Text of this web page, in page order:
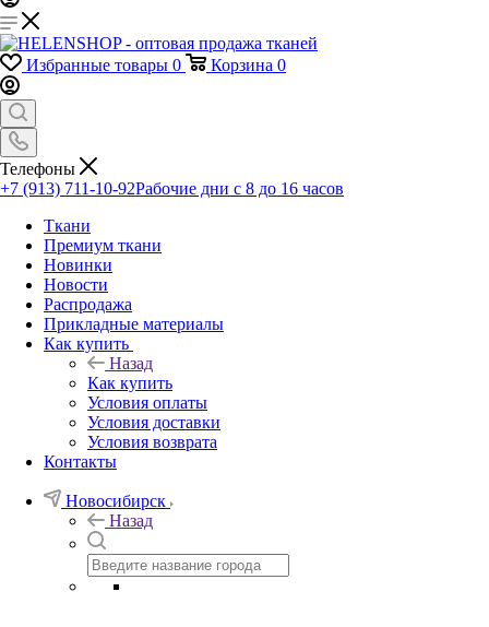
Избранные товары 0 Корзина 0
Телефоны
+7 (913) 711-10-92Рабочие дни с 8 до 16 часов
Ткани
Премиум ткани
Новинки
Новости
Распродажа
Прикладные материалы
Как купить
Назад
Как купить
Условия оплаты
Условия доставки
Условия возврата
Контакты
Новосибирск
Назад